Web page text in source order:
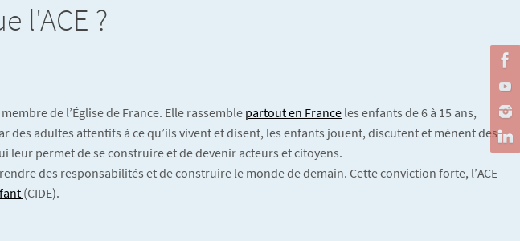
l'ACE ?
de l’Église de France. Elle rassemble partout en France les enfants de 6 à 15 ans,
adultes attentifs à ce qu’ils vivent et disent, les enfants jouent, discutent et mènent des
leur permet de se construire et de devenir acteurs et citoyens.
des responsabilités et de construire le monde de demain. Cette conviction forte, l’ACE
(CIDE).